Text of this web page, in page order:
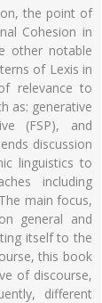
the point of
Cohesion in
other notable
of Lexis in
relevance to
as: generative
(FSP), and
discussion
linguistics to
including
main focus,
general and
itself to the
this book
of discourse,
different